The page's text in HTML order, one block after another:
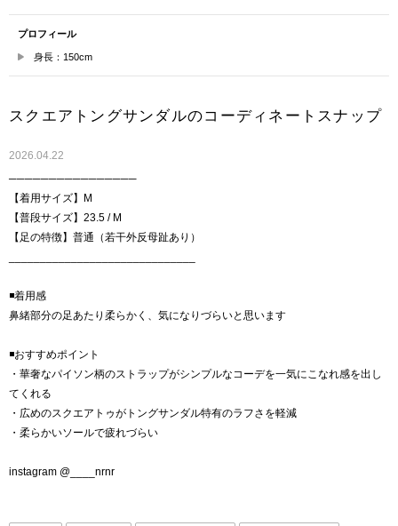
プロフィール
身長：150cm
スクエアトングサンダルのコーディネートスナップ
2026.04.22
────────────────
【着用サイズ】M
【普段サイズ】23.5 / M
【足の特徴】普通（若干外反母趾あり）
◾️着用感
鼻緒部分の足あたり柔らかく、気になりづらいと思います
◾️おすすめポイント
・華奢なパイソン柄のストラップがシンプルなコーデを一気にこなれ感を出し
てくれる
・広めのスクエアトゥがトングサンダル特有のラフさを軽減
・柔らかいソールで疲れづらい
instagram @____nrnr